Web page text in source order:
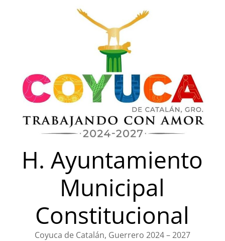
H. Ayuntamiento
Municipal
Constitucional
Coyuca de Catalán, Guerrero 2024 – 2027